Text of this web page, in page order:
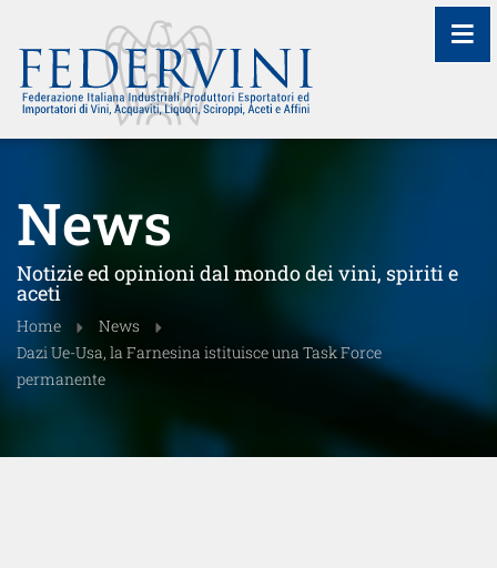
News
Notizie ed opinioni dal mondo dei vini, spiriti e
aceti
Home
News
Dazi Ue-Usa, la Farnesina istituisce una Task Force
permanente
≡